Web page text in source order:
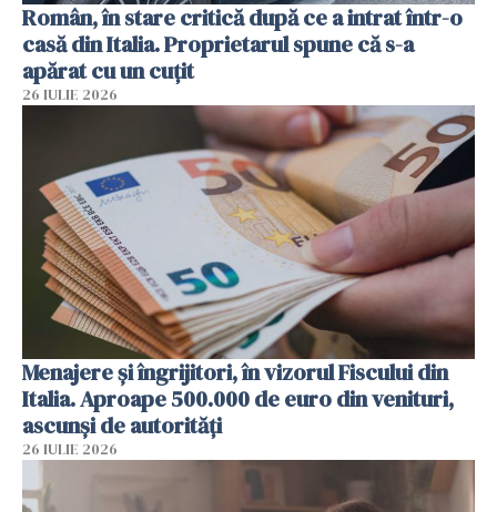
Român, în stare critică după ce a intrat într-o
casă din Italia. Proprietarul spune că s-a
apărat cu un cuțit
26 IULIE 2026
Menajere și îngrijitori, în vizorul Fiscului din
Italia. Aproape 500.000 de euro din venituri,
ascunși de autorități
26 IULIE 2026